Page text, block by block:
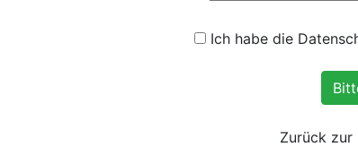
Ich habe die
Zurück zur